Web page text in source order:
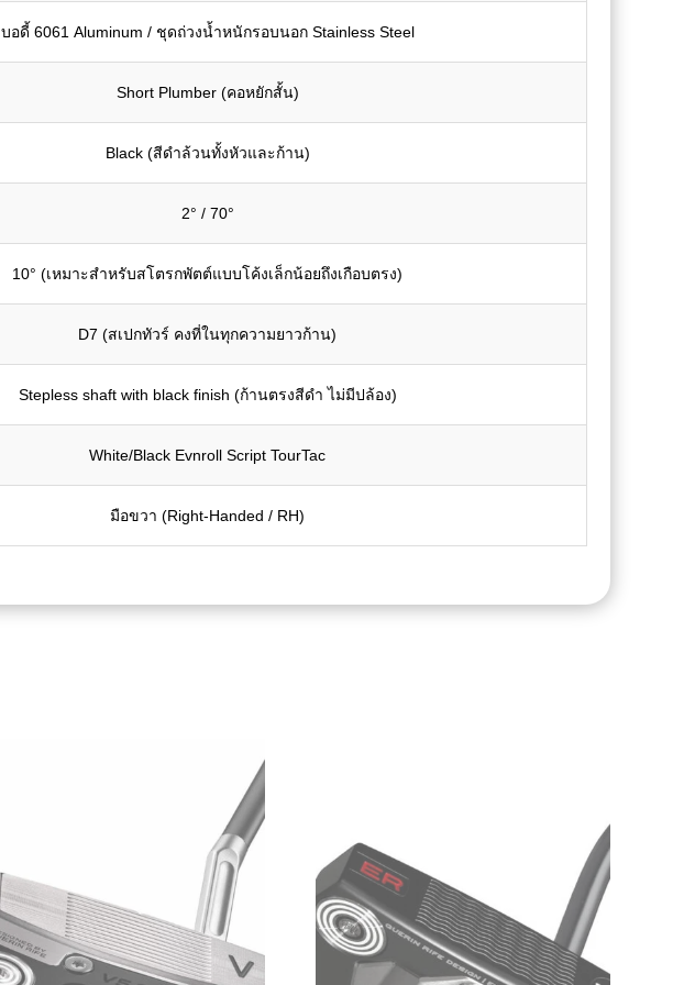
บอดี้ 6061 Aluminum / ชุดถ่วงน้ำหนักรอบนอก Stainless Steel
Short Plumber (คอหยักสั้น)
Black (สีดำล้วนทั้งหัวและก้าน)
2° / 70°
10° (เหมาะสำหรับสโตรกพัตต์แบบโค้งเล็กน้อยถึงเกือบตรง)
D7 (สเปกทัวร์ คงที่ในทุกความยาวก้าน)
Stepless shaft with black finish (ก้านตรงสีดำ ไม่มีปล้อง)
White/Black Evnroll Script TourTac
มือขวา (Right-Handed / RH)